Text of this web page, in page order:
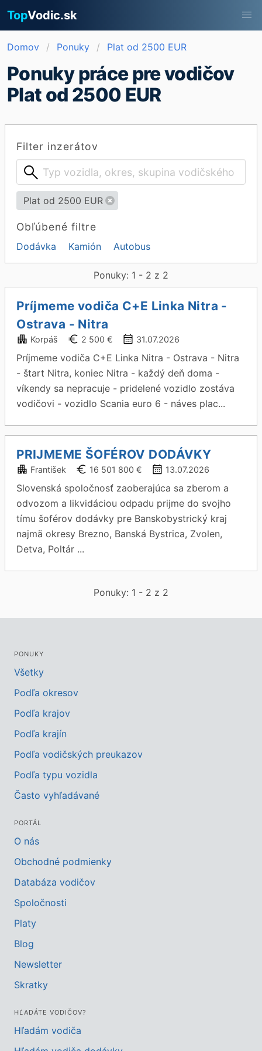
TopVodic.sk
Domov Ponuky Plat od 2500 EUR
Ponuky práce pre vodičov
Plat od 2500 EUR
Filter inzerátov
Plat od 2500 EUR
Obľúbené filtre
Dodávka Kamión Autobus
Ponuky: 1 - 2 z 2
Príjmeme vodiča C+E Linka Nitra -
Ostrava - Nitra
Korpáš 2 500 € 31.07.2026
Príjmeme vodiča C+E Linka Nitra - Ostrava - Nitra
- štart Nitra, koniec Nitra - každý deň doma -
víkendy sa nepracuje - pridelené vozidlo zostáva
vodičovi - vozidlo Scania euro 6 - náves plac...
PRIJMEME ŠOFÉROV DODÁVKY
František 16 501 800 € 13.07.2026
Slovenská spoločnosť zaoberajúca sa zberom a
odvozom a likvidáciou odpadu prijme do svojho
tímu šoférov dodávky pre Banskobystrický kraj
najmä okresy Brezno, Banská Bystrica, Zvolen,
Detva, Poltár ...
Ponuky: 1 - 2 z 2
PONUKY
Všetky
Podľa okresov
Podľa krajov
Podľa krajín
Podľa vodičských preukazov
Podľa typu vozidla
Často vyhľadávané
PORTÁL
O nás
Obchodné podmienky
Databáza vodičov
Spoločnosti
Platy
Blog
Newsletter
Skratky
HĽADÁTE VODIČOV?
Hľadám vodiča